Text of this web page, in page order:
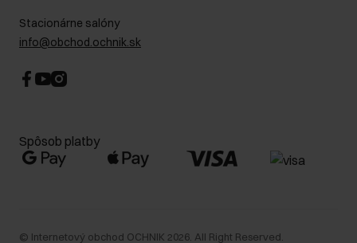
Stacionárne salóny
info@obchod.ochnik.sk
Spôsob platby
© Internetový obchod OCHNIK 2026 . All Right Reserved.